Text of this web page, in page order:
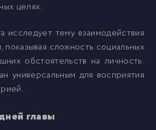
целях.
исследует тему взаимодействия
сложность социальных
обстоятельств на личность.
универсальным для восприятия
главы